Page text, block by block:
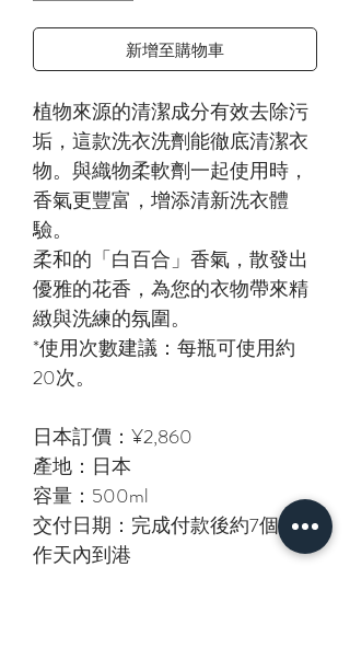
新增至購物車
植物來源的清潔成分有效去除污
垢，這款洗衣洗劑能徹底清潔衣
物。與織物柔軟劑一起使用時，
香氣更豐富，增添清新洗衣體
驗。
柔和的「白百合」香氣，散發出
優雅的花香，為您的衣物帶來精
緻與洗練的氛圍。
*使用次數建議：每瓶可使用約
20次。
日本訂價：¥2,860
產地：日本
容量：500ml
交付日期：完成付款後約7個工
作天內到港